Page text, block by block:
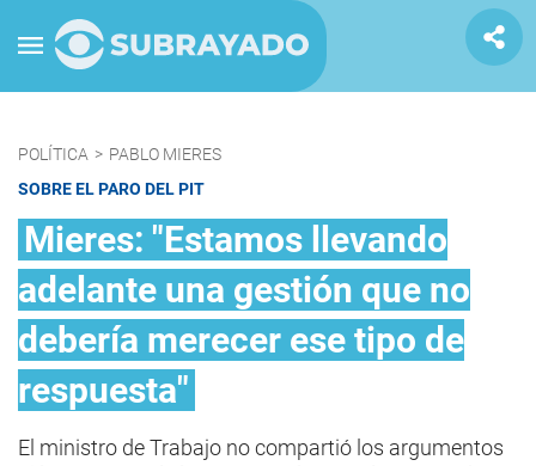
POLÍTICA > PABLO MIERES
SOBRE EL PARO DEL PIT
Mieres: "Estamos llevando
adelante una gestión que no
debería merecer ese tipo de
respuesta"
El ministro de Trabajo no compartió los argumentos